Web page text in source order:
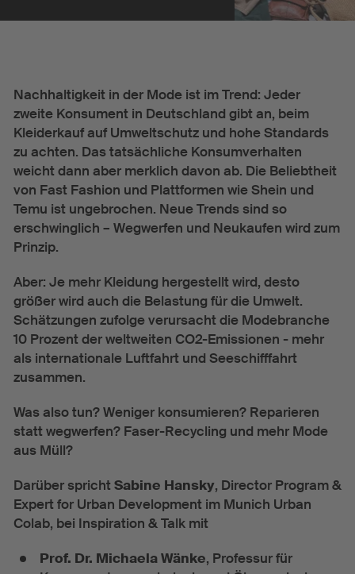
Aktuelles
Events
News
Colab Quarterly
Über uns
Team
Presse
Nachhaltigkeit in der Mode ist im Trend: Jeder
zweite Konsument in Deutschland gibt an, beim
Kleiderkauf auf Umweltschutz und hohe Standards
zu achten. Das tatsächliche Konsumverhalten
weicht dann aber merklich davon ab. Die Beliebtheit
von Fast Fashion und Plattformen wie Shein und
Temu ist ungebrochen. Neue Trends sind so
erschwinglich – Wegwerfen und Neukaufen wird zum
Prinzip.
Aber: Je mehr Kleidung hergestellt wird, desto
größer wird auch die Belastung für die Umwelt.
Schätzungen zufolge verursacht die Modebranche
10 Prozent der weltweiten CO2-Emissionen - mehr
als internationale Luftfahrt und Seeschifffahrt
zusammen.
Was also tun? Weniger konsumieren? Reparieren
statt wegwerfen? Faser-Recycling und mehr Mode
aus Müll?
Darüber spricht Sabine Hansky, Director Program &
Expert for Urban Development im Munich Urban
Colab, bei Inspiration & Talk mit
Prof. Dr. Michaela Wänke, Professur für